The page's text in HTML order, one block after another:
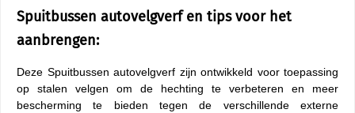
Spuitbussen autovelgverf en tips voor het
aanbrengen:
Deze Spuitbussen autovelgverf zijn ontwikkeld voor toepassing
op stalen velgen om de hechting te verbeteren en meer
bescherming te bieden tegen de verschillende externe